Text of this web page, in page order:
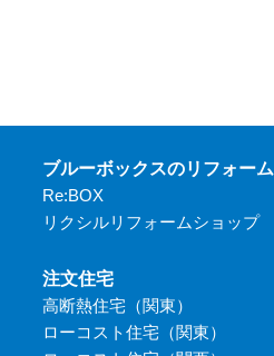
ブルーボックスのリフォーム
Re:BOX
リクシルリフォームショップ
注文住宅
高断熱住宅（関東）
ローコスト住宅（関東）